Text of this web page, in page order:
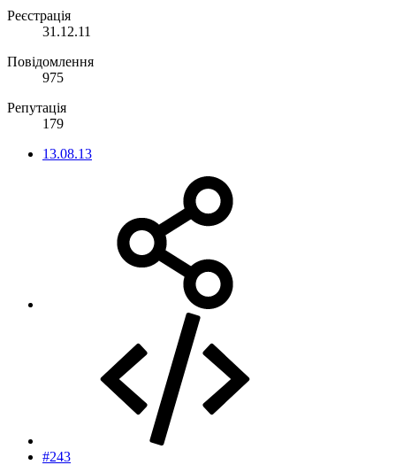
Реєстрація
31.12.11
Повідомлення
975
Репутація
179
13.08.13
#243